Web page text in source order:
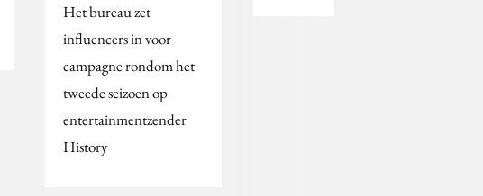
Het bureau zet
influencers in voor
campagne rondom het
tweede seizoen op
entertainmentzender
History